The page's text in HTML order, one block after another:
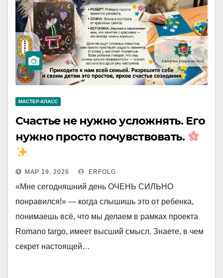
МАСТЕР-КЛАСС
Счастье не нужно усложнять. Его
нужно просто почувствовать.
МАР 19, 2026 ERFOLG
«Мне сегодняшний день ОЧЕНЬ СИЛЬНО
понравился!» — когда слышишь это от ребенка,
понимаешь всё, что мы делаем в рамках проекта
Romano targo, имеет высший смысл. Знаете, в чем
секрет настоящей…